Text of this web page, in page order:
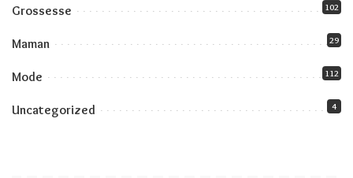
Grossesse 102
Maman 29
Mode 112
Uncategorized 4